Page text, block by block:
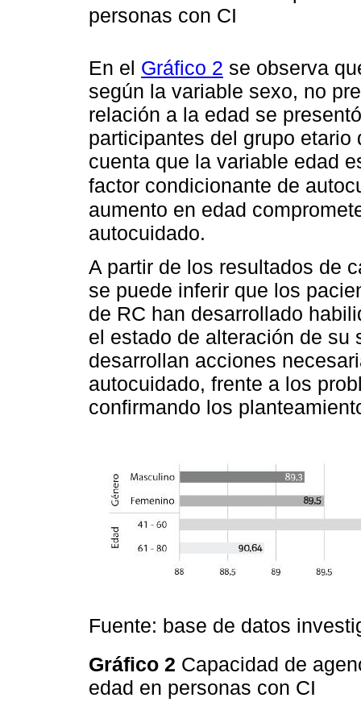
personas con CI
En el Gráfico 2 se observa
según la variable sexo, no
relación a la edad se
participantes del grupo
cuenta que la variable edad
factor condicionante de
aumento en edad
autocuidado.
A partir de los resultados de
se puede inferir que los
de RC han desarrollado
el estado de alteración de su
desarrollan acciones
autocuidado, frente a los
confirmando los
Fuente: base de datos
Gráfico 2 Capacidad de
edad en personas con CI